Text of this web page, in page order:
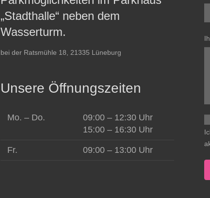
„Stadthalle“ neben dem
Wasserturm.
bei der Ratsmühle 18, 21335 Lüneburg
Unsere Öffnungszeiten
Mo. – Do.
09:00 – 12:30 Uhr
15:00 – 16:30 Uhr
Fr. 09:00 – 13:00 Uhr